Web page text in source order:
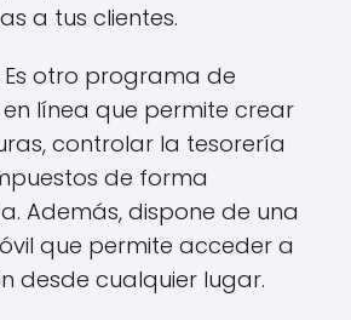
a tus clientes.
Es otro programa de
línea que permite crear
controlar la tesorería
de forma
Además, dispone de una
que permite acceder a
desde cualquier lugar.